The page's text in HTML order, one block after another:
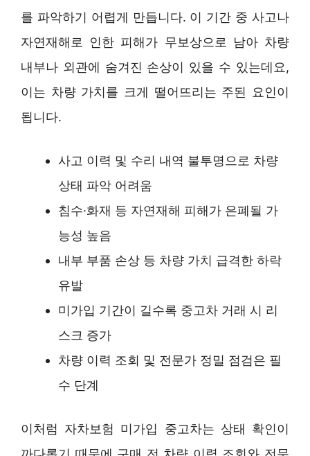
를 파악하기 어렵게 만듭니다. 이 기간 중 사고나
자연재해로 인한 피해가 무보상으로 남아 차량
내부나 외관에 숨겨진 손상이 있을 수 있는데요,
이는 차량 가치를 크게 떨어뜨리는 주된 요인이
됩니다.
사고 이력 및 수리 내역 불투명으로 차량
상태 파악 어려움
침수·화재 등 자연재해 피해가 은폐될 가
능성 높음
내부 부품 손상 등 차량 가치 급격한 하락
유발
미가입 기간이 길수록 중고차 거래 시 리
스크 증가
차량 이력 조회 및 전문가 정밀 점검은 필
수 단계
이처럼 자차보험 미가입 중고차는 상태 확인이